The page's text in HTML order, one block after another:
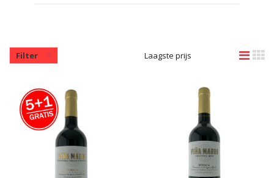
Filter Laagste prijs